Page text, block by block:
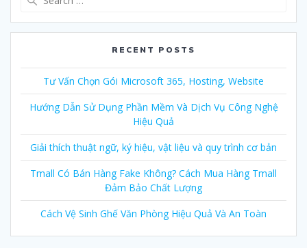
RECENT POSTS
Tư Vấn Chọn Gói Microsoft 365, Hosting, Website
Hướng Dẫn Sử Dụng Phần Mềm Và Dịch Vụ Công Nghệ
Hiệu Quả
Giải thích thuật ngữ, ký hiệu, vật liệu và quy trình cơ bản
Tmall Có Bán Hàng Fake Không? Cách Mua Hàng Tmall
Đảm Bảo Chất Lượng
Cách Vệ Sinh Ghế Văn Phòng Hiệu Quả Và An Toàn